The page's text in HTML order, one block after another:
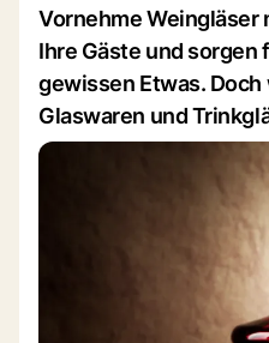
Vornehme Weingläser
Ihre Gäste und sorgen
gewissen Etwas.
Glaswaren und